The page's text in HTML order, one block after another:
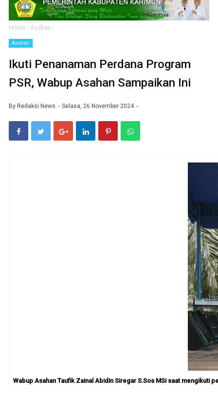
Home › Asahan ›
Asahan
Ikuti Penanaman Perdana Program
PSR, Wabup Asahan Sampaikan Ini
By Redaksi News Selasa, 26 November 2024
Wabup Asahan Taufik Zainal Abidin Siregar S.Sos MSi saat mengikuti